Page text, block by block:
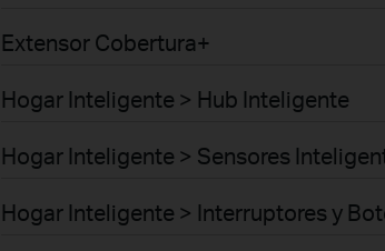
Extensor Cobertura+
Hogar Inteligente > Hub Inteligente
Hogar Inteligente > Sensores
Hogar Inteligente > Interruptores y